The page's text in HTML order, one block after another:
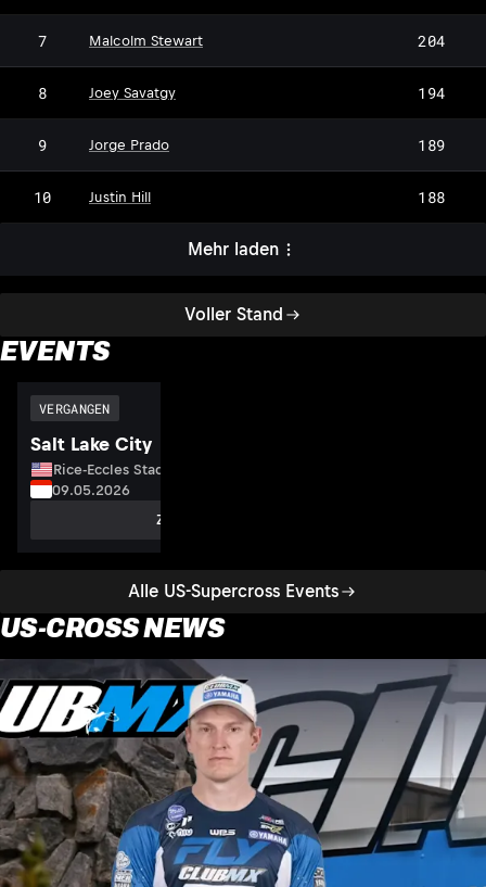
Voller Stand
7 Malcolm Stewart 204
8 Joey Savatgy 194
9 Jorge Prado 189
10 Justin Hill 188
Mehr laden
EVENTS
Alle US-Supercross Events
VERGANGEN
Salt Lake City
Rice-Eccles Stadium, USA
09.05.2026
Zum Event
US-CROSS NEWS